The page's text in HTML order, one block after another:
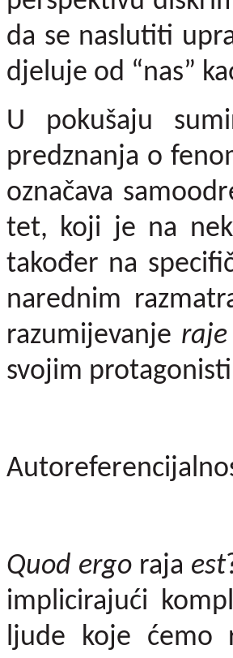
da se naslutiti
djeluje od “nas”
U pokušaju
predznanja o
označava
tet, koji je na
također na
narednim
razumijevanje raje
svojim
Quod ergo raja est
implicirajući
ljude koje